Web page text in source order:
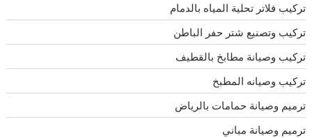
تركيب فلاتر تحلية المياه بالدمام
تركيب وتصنيع شتر حفر الباطن
تركيب وصيانة مطابخ بالقطيف
تركيب وصيانه المطبخ
ترميم وصيانة حمامات بالرياض
ترميم وصيانة مباني